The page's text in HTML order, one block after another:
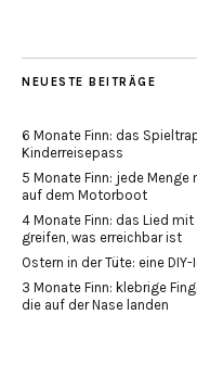
NEUESTE BEITRÄGE
6 Monate Finn: das
Kinderreisepass
5 Monate Finn: jede
auf dem Motorboot
4 Monate Finn: das Lied
greifen, was erreichbar ist
Ostern in der Tüte: eine
3 Monate Finn: klebrige
die auf der Nase landen